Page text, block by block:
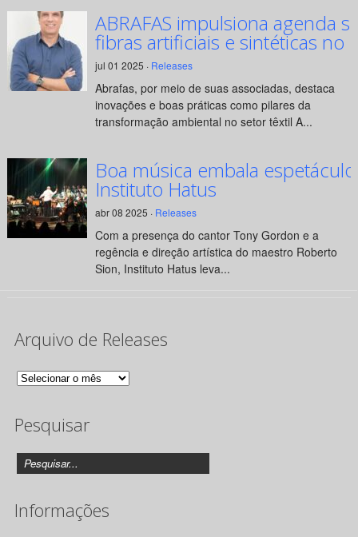
ABRAFAS impulsiona agenda
fibras artificiais e sintéticas no
jul 01 2025 · Releases
Abrafas, por meio de suas associadas, destaca
inovações e boas práticas como pilares da
transformação ambiental no setor têxtil A...
Boa música embala
Instituto Hatus
abr 08 2025 · Releases
Com a presença do cantor Tony Gordon e a
regência e direção artística do maestro Roberto
Sion, Instituto Hatus leva...
Arquivo de Releases
Arquivo
Releases
Pesquisar
Informações